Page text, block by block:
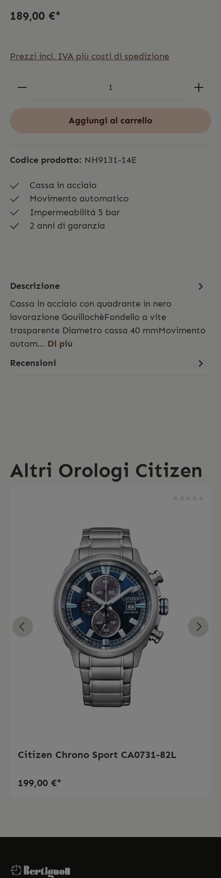
189,00 €*
Prezzi incl. IVA più costi di spedizione
Aggiungi al carrello
Codice prodotto: NH9131-14E
Cassa in acciaio
Movimento automatico
Impermeabilitá 5 bar
2 anni di garanzia
Descrizione
Cassa in acciaio con quadrante in nero
lavorazione GouillochèFondello a vite
trasparente Diametro cassa 40 mmMovimento
autom… Di più
Recensioni
Altri Orologi Citizen
Citizen Chrono Sport CA0731-82L
199,00 €*